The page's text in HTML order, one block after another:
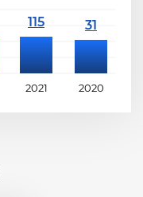
2021 2020